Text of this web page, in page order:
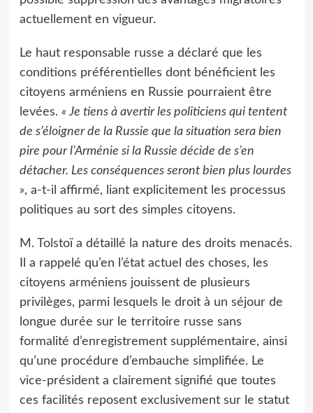
actuellement en vigueur.
Le haut responsable russe a déclaré que les
conditions préférentielles dont bénéficient les
citoyens arméniens en Russie pourraient être
levées. « Je tiens à avertir les politiciens qui tentent
de s’éloigner de la Russie que la situation sera bien
pire pour l’Arménie si la Russie décide de s’en
détacher. Les conséquences seront bien plus lourdes
», a-t-il affirmé, liant explicitement les processus
politiques au sort des simples citoyens.
M. Tolstoï a détaillé la nature des droits menacés.
Il a rappelé qu’en l’état actuel des choses, les
citoyens arméniens jouissent de plusieurs
privilèges, parmi lesquels le droit à un séjour de
longue durée sur le territoire russe sans
formalité d’enregistrement supplémentaire, ainsi
qu’une procédure d’embauche simplifiée. Le
vice-président a clairement signifié que toutes
ces facilités reposent exclusivement sur le statut